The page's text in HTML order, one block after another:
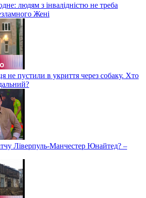
людям з інвалідністю не треба
Жені
не пустили в укриття через собаку. Хто
Ліверпуль-Манчестер Юнайтед? –